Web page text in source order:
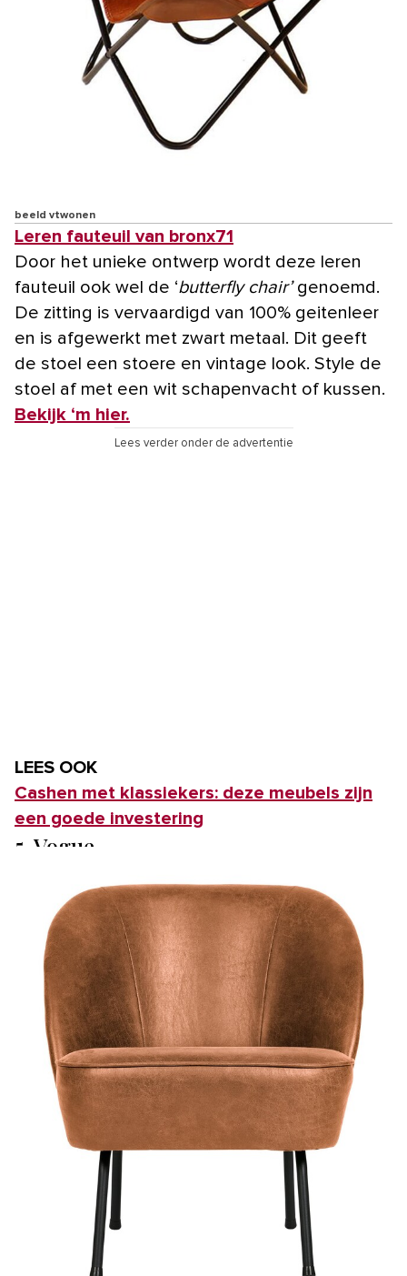
beeld vtwonen
Leren fauteuil van bronx71
Door het unieke ontwerp wordt deze leren
fauteuil ook wel de ‘butterfly chair’genoemd.
De zitting is vervaardigd van 100% geitenleer
en is afgewerkt met zwart metaal. Dit geeft
de stoel een stoere en vintage look. Style de
stoel af met een wit schapenvacht of kussen.
Bekijk ‘m hier.
Lees verder onder de advertentie
LEES OOK
Cashen met klassiekers: deze meubels zijn
een goede investering
5. Vogue